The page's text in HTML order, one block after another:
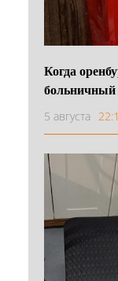
Когда
больничный
5 августа